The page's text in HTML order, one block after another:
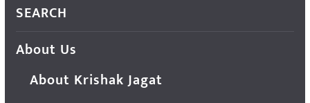
SEARCH
About Us
About Krishak Jagat